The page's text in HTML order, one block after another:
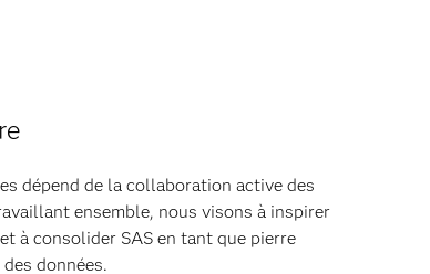
dépend de la collaboration active des
ensemble, nous visons à inspirer
à consolider SAS en tant que pierre
données.